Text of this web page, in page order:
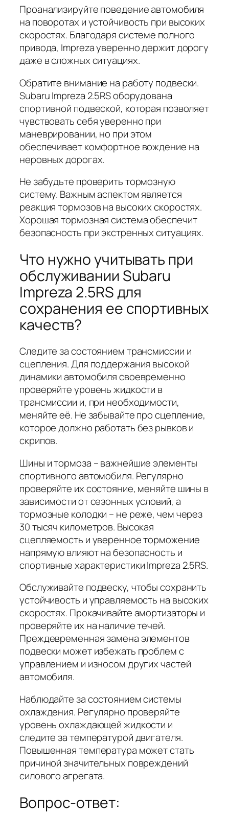
Проанализируйте поведение автомобиля
на поворотах и устойчивость при высоких
скоростях. Благодаря системе полного
привода, Impreza уверенно держит дорогу
даже в сложных ситуациях.
Обратите внимание на работу подвески.
Subaru Impreza 2.5RS оборудована
спортивной подвеской, которая позволяет
чувствовать себя уверенно при
маневрировании, но при этом
обеспечивает комфортное вождение на
неровных дорогах.
Не забудьте проверить тормозную
систему. Важным аспектом является
реакция тормозов на высоких скоростях.
Хорошая тормозная система обеспечит
безопасность при экстренных ситуациях.
Что нужно учитывать при
обслуживании Subaru
Impreza 2.5RS для
сохранения ее спортивных
качеств?
Следите за состоянием трансмиссии и
сцепления. Для поддержания высокой
динамики автомобиля своевременно
проверяйте уровень жидкости в
трансмиссии и, при необходимости,
меняйте её. Не забывайте про сцепление,
которое должно работать без рывков и
скрипов.
Шины и тормоза – важнейшие элементы
спортивного автомобиля. Регулярно
проверяйте их состояние, меняйте шины в
зависимости от сезонных условий, а
тормозные колодки – не реже, чем через
30 тысяч километров. Высокая
сцепляемость и уверенное торможение
напрямую влияют на безопасность и
спортивные характеристики Impreza 2.5RS.
Обслуживайте подвеску, чтобы сохранить
устойчивость и управляемость на высоких
скоростях. Прокачивайте амортизаторы и
проверяйте их на наличие течей.
Преждевременная замена элементов
подвески может избежать проблем с
управлением и износом других частей
автомобиля.
Наблюдайте за состоянием системы
охлаждения. Регулярно проверяйте
уровень охлаждающей жидкости и
следите за температурой двигателя.
Повышенная температура может стать
причиной значительных повреждений
силового агрегата.
Вопрос-ответ: